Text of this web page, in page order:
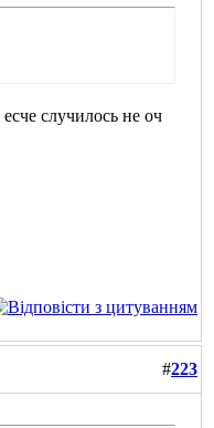
случилось не оч
#223